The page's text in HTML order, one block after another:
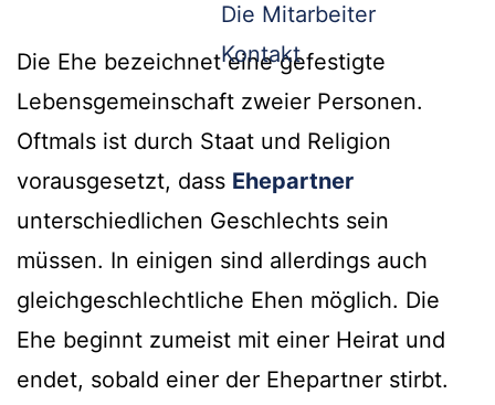
Die Mitarbeiter
Kontakt
Die Ehe bezeichnet eine gefestigte
Lebensgemeinschaft zweier Personen.
Oftmals ist durch Staat und Religion
vorausgesetzt, dass Ehepartner
unterschiedlichen Geschlechts sein
müssen. In einigen sind allerdings auch
gleichgeschlechtliche Ehen möglich. Die
Ehe beginnt zumeist mit einer Heirat und
endet, sobald einer der Ehepartner stirbt.